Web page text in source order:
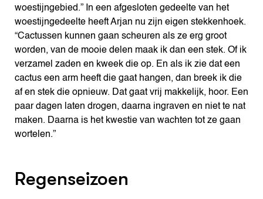
woestijngebied.” In een afgesloten gedeelte van het
woestijngedeelte heeft Arjan nu zijn eigen stekkenhoek.
“Cactussen kunnen gaan scheuren als ze erg groot
worden, van de mooie delen maak ik dan een stek. Of ik
verzamel zaden en kweek die op. En als ik zie dat een
cactus een arm heeft die gaat hangen, dan breek ik die
af en stek die opnieuw. Dat gaat vrij makkelijk, hoor. Een
paar dagen laten drogen, daarna ingraven en niet te nat
maken. Daarna is het kwestie van wachten tot ze gaan
wortelen.”
Regenseizoen